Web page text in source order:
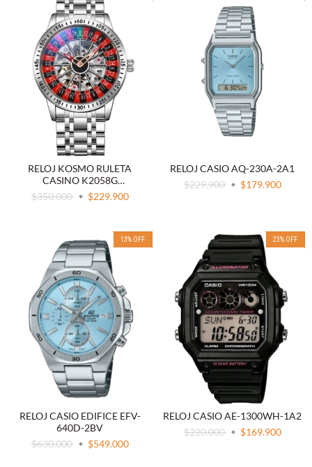
RELOJ KOSMO RULETA
CASINO K2058G
AUTOMATICO
$350.000 $229.900
RELOJ CASIO AQ-230A-2A1
$229.900
$179.900
13% OFF
RELOJ CASIO EDIFICE EFV-
640D-2BV
$630.000
$549.000
23% OFF
RELOJ CASIO AE-1300WH-1A2
$220.000
$169.900